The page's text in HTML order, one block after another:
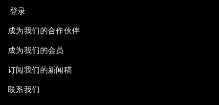
登录
成为我们的合作伙伴
成为我们的会员
订阅我们的新闻稿
联系我们